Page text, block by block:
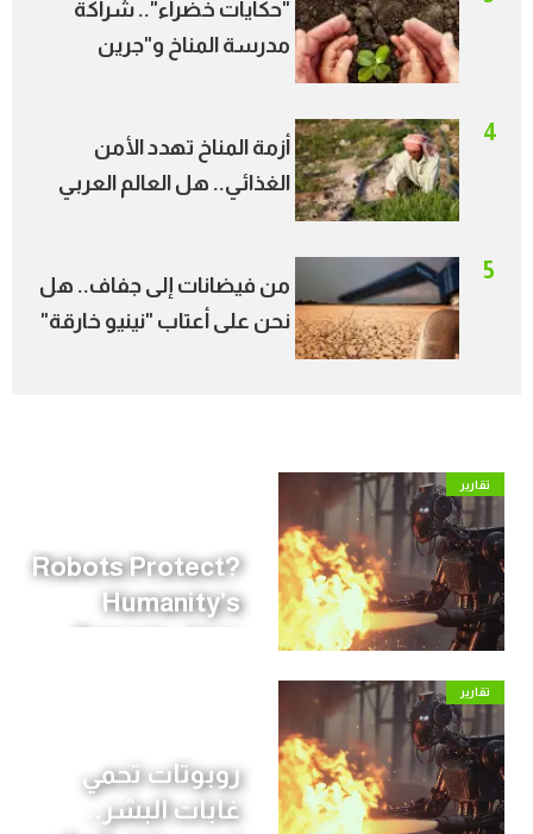
"حكايات خضراء".. شراكة
مدرسة المناخ و"جرين
4
أزمة المناخ تهدد الأمن
الغذائي.. هل العالم العربي
5
من فيضانات إلى جفاف.. هل
نحن على أعتاب "نينيو خارقة"
تقارير
?Robots Protect
Humanity’s
تقارير
روبوتات تحمي
غابات البشر..